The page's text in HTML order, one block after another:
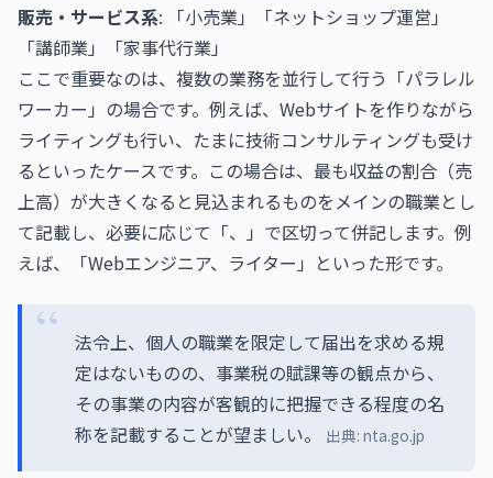
販売・サービス系: 「小売業」「ネットショップ運営」
「講師業」「家事代行業」
ここで重要なのは、複数の業務を並行して行う「パラレル
ワーカー」の場合です。例えば、Webサイトを作りながら
ライティングも行い、たまに技術コンサルティングも受け
るといったケースです。この場合は、最も収益の割合（売
上高）が大きくなると見込まれるものをメインの職業とし
て記載し、必要に応じて「、」で区切って併記します。例
えば、「Webエンジニア、ライター」といった形です。
法令上、個人の職業を限定して届出を求める規
定はないものの、事業税の賦課等の観点から、
その事業の内容が客観的に把握できる程度の名
称を記載することが望ましい。
出典: nta.go.jp